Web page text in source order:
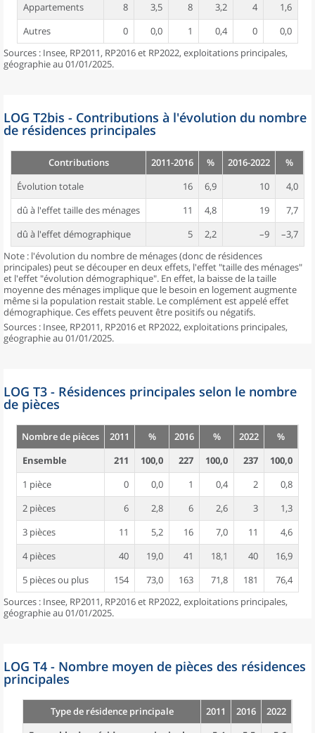
Appartements
8 3,5 8 3,2 4
1,6
Autres
0 0,0 1 0,4 0
0,0
Sources : Insee, RP2011, RP2016 et RP2022, exploitations principales,
géographie au 01/01/2025.
LOG T2bis - Contributions à l'évolution du nombre
de résidences principales
Contributions 2011-2016 % 2016-2022
%
Évolution totale
16 6,9 10
4,0
dû à l'effet taille des ménages
11 4,8 19
7,7
dû à l'effet démographique
5 2,2 –9
–3,7
Note : l'évolution du nombre de ménages (donc de résidences
principales) peut se découper en deux effets, l'effet "taille des ménages"
et l'effet "évolution démographique". En effet, la baisse de la taille
moyenne des ménages implique que le besoin en logement augmente
même si la population restait stable. Le complément est appelé effet
démographique. Ces effets peuvent être positifs ou négatifs.
Sources : Insee, RP2011, RP2016 et RP2022, exploitations principales,
géographie au 01/01/2025.
LOG T3 - Résidences principales selon le nombre
de pièces
Nombre de pièces 2011 % 2016 % 2022
%
Ensemble
211 100,0 227 100,0 237
100,0
1 pièce
0 0,0 1 0,4 2
0,8
2 pièces
6 2,8 6 2,6 3
1,3
3 pièces
11 5,2 16 7,0 11
4,6
4 pièces
40 19,0 41 18,1 40
16,9
5 pièces ou plus
154 73,0 163 71,8 181
76,4
Sources : Insee, RP2011, RP2016 et RP2022, exploitations principales,
géographie au 01/01/2025.
LOG T4 - Nombre moyen de pièces des résidences
principales
Type de résidence principale 2011 2016
2022